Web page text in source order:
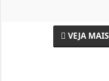
VEJA